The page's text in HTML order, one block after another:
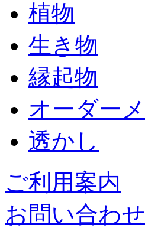
植物
生き物
縁起物
オーダー
透かし
ご利用案内
お問い合わせ